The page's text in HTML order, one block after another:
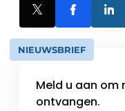
NIEUWSBRIEF
Meld u aan om
ontvangen.